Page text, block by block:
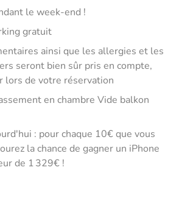
le week-end !
gratuit
ainsi que les allergies et les
seront bien sûr pris en compte,
lors de votre réservation
en chambre Vide balkon
: pour chaque 10€ que vous
la chance de gagner un iPhone
de 1 329€ !